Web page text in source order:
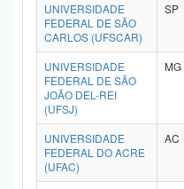
UNIVERSIDADE
FEDERAL DE SÃO
CARLOS (UFSCAR)
SP
UNIVERSIDADE
FEDERAL DE SÃO
JOÃO DEL-REI
(UFSJ)
MG
UNIVERSIDADE
FEDERAL DO ACRE
(UFAC)
AC